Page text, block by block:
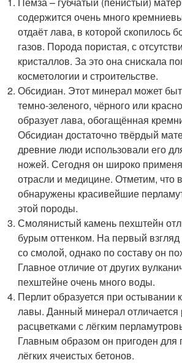
содержится очень много
отдаёт лава, в которой скопилось
газов. Порода пористая, с
кристаллов. За это она снискала
косметологии и строительстве.
Обсидиан. Этот минерал может
темно-зеленого, чёрного или
образует лава, обогащённая
Обсидиан достаточно твёрдый
древние люди использовали его
ножей. Сегодня он широко
отрасли и медицине. Отметим, что
обнаружены красивейшие
этой породы.
Смолянистый камень пехштейн
бурым оттенком. На первый взгляд
со смолой, однако по составу он
Главное отличие от других
пехштейне очень много воды.
Перлит образуется при остывании
лавы. Данный минерал
расцветками с лёгким
Главным образом он пригоден для
лёгких ячеистых бетонов.